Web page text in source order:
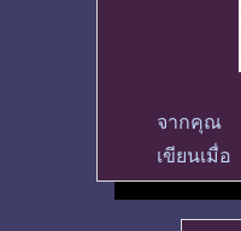
จากคุณ
เขียนเมื่อ